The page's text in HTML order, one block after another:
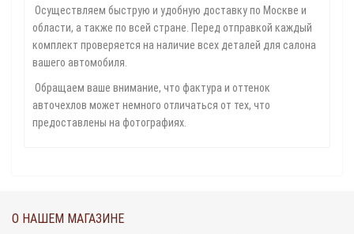
Осуществляем быструю и удобную доставку по Москве и
области, а также по всей стране. Перед отправкой каждый
комплект проверяется на наличие всех деталей для салона
вашего автомобиля.
Обращаем ваше внимание, что фактура и оттенок
авточехлов может немного отличаться от тех, что
предоставлены на фотографиях.
О НАШЕМ МАГАЗИНЕ